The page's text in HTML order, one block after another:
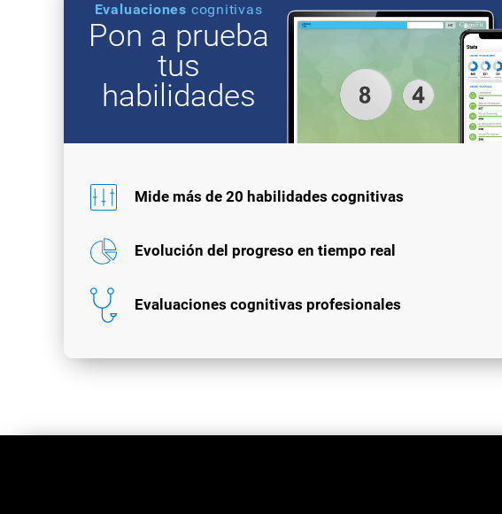
Evaluaciones cognitivas
Pon a prueba
tus
habilidades
Mide más de 20 habilidades cognitivas
Evolución del progreso en tiempo real
Evaluaciones cognitivas profesionales